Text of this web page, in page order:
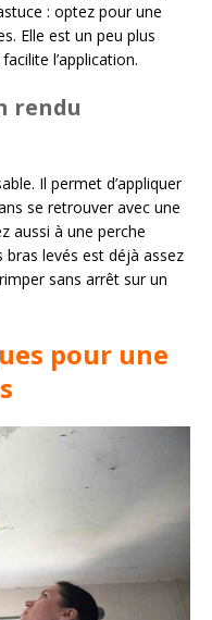
: optez pour une
Elle est un peu plus
l’application.
rendu
Il permet d’appliquer
se retrouver avec une
aussi à une perche
levés est déjà assez
sans arrêt sur un
pour une